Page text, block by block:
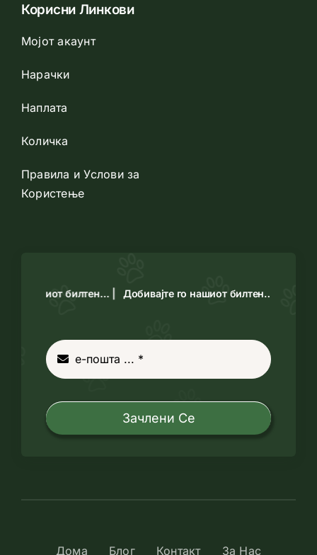
Корисни Линкови
Мојот акаунт
Нарачки
Наплата
Количка
Правила и Услови за
Користење
го нашиот билтен… | Добивајте го нашиот билтен… |
Зачлени Се
Дома Блог Контакт За Нас